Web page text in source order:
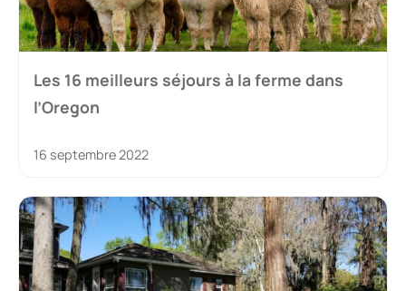
Les 16 meilleurs séjours à la ferme dans
l’Oregon
16 septembre 2022